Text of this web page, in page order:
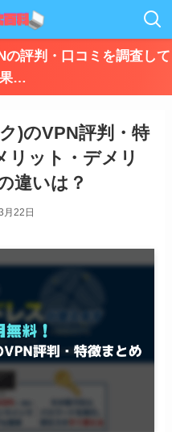
の評判・口コミを調査して
…
)のVPN評判・特
ット・デメリ
違いは？
月22日